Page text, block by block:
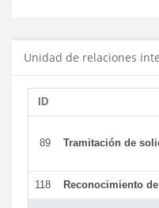
Unidad de relaciones
ID
89 Tramitación de
118 Reconocimiento